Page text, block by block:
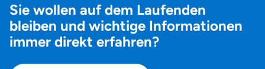
Sie wollen auf dem Laufenden
bleiben und wichtige Informationen
immer direkt erfahren?